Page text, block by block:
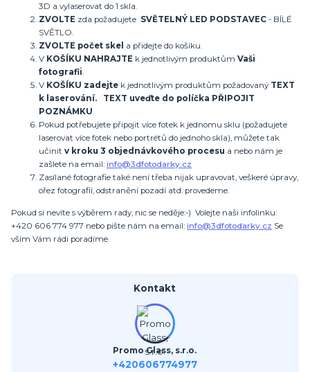
3D a vylaserovat do 1 skla.
ZVOLTE zda požadujete SVĚTELNÝ LED PODSTAVEC - BÍLÉ
SVĚTLO.
ZVOLTE počet skel a přidejte do košíku.
V KOŠÍKU NAHRAJTE k jednotlivým produktům Vaši
fotografii.
V KOŠÍKU zadejte k jednotlivým produktům požadovanýTEXT
k laserování. TEXT uveďte do políčka PŘIPOJIT
POZNÁMKU
Pokud potřebujete připojit více fotek k jednomu sklu (požadujete
laserovat více fotek nebo portrétů do jednoho skla), můžete tak
učinit v kroku 3 objednávkového procesu a nebo nám je
zašlete na email: info@3dfotodarky.cz
Zasílané fotografie také není třeba nijak upravovat, veškeré úpravy,
ořez fotografií, odstranění pozadí atd. provedeme.
Pokud si nevíte s výběrem rady, nic se neděje:-) Volejte naši infolinku:
+420 606 774 977 nebo pište nám na email: info@3dfotodarky.cz Se
vším Vám rádi poradíme.
Kontakt
Promo Glass, s.r.o.
+420606774977